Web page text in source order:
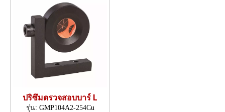
ปริซึมตรวจสอบบาร์ L
รุ่น: GMP104A2-254Cu